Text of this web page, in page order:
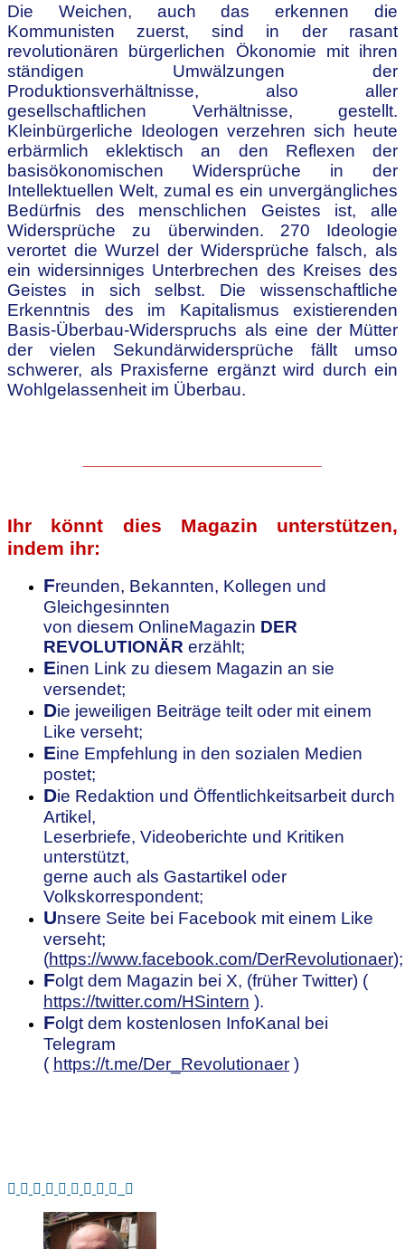
Die Weichen, auch das erkennen die
Kommunisten zuerst, sind in der rasant
revolutionären bürgerlichen Ökonomie mit ihren
ständigen Umwälzungen der
Produktionsverhältnisse, also aller
gesellschaftlichen Verhältnisse, gestellt.
Kleinbürgerliche Ideologen verzehren sich heute
erbärmlich eklektisch an den Reflexen der
basisökonomischen Widersprüche in der
Intellektuellen Welt, zumal es ein unvergängliches
Bedürfnis des menschlichen Geistes ist, alle
Widersprüche zu überwinden. 270 Ideologie
verortet die Wurzel der Widersprüche falsch, als
ein widersinniges Unterbrechen des Kreises des
Geistes in sich selbst. Die wissenschaftliche
Erkenntnis des im Kapitalismus existierenden
Basis-Überbau-Widerspruchs als eine der Mütter
der vielen Sekundärwidersprüche fällt umso
schwerer, als Praxisferne ergänzt wird durch ein
Wohlgelassenheit im Überbau.
Ihr könnt dies Magazin unterstützen,
indem ihr:
Freunden, Bekannten, Kollegen und
Gleichgesinnten
von diesem OnlineMagazin DER
REVOLUTIONÄR erzählt;
Einen Link zu diesem Magazin an sie
versendet;
Die jeweiligen Beiträge teilt oder mit einem
Like verseht;
Eine Empfehlung in den sozialen Medien
postet;
Die Redaktion und Öffentlichkeitsarbeit durch
Artikel,
Leserbriefe, Videoberichte und Kritiken
unterstützt,
gerne auch als Gastartikel oder
Volkskorrespondent;
Unsere Seite bei Facebook mit einem Like
verseht;
(https://www.facebook.com/DerRevolutionaer);
Folgt dem Magazin bei X, (früher Twitter) (
https://twitter.com/HSintern ).
Folgt dem kostenlosen InfoKanal bei
Telegram
( https://t.me/Der_Revolutionaer )